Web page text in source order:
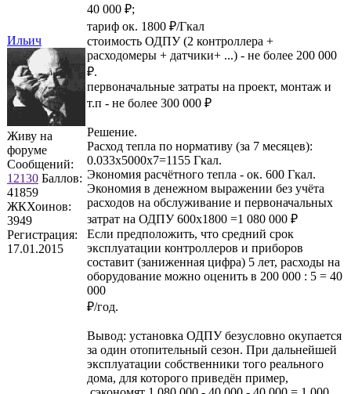
Ильич
Живу на
форуме
Сообщений:
12130 Баллов:
41859
ЖКХоинов:
3949
Регистрация:
17.01.2015
40 000 ₽;
тариф ок. 1800 ₽/Гкал
стоимость ОДПУ (2 контроллера +
расходомеры + датчики+ ...) - не более 200 000
₽.
первоначальные затраты на проект, монтаж и
т.п - не более 300 000 ₽
Решение.
Расход тепла по нормативу (за 7 месяцев):
0.033х5000х7=1155 Гкал.
Экономия расчётного тепла - ок. 600 Гкал.
Экономия в денежном выражении без учёта
расходов на обслуживание и первоначальных
затрат на ОДПУ 600х1800 =1 080 000 ₽
Если предположить, что средний срок
эксплуатации контроллеров и приборов
составит (заниженная цифра) 5 лет, расходы на
оборудование можно оценить в 200 000 : 5 = 40
000
₽/год.
Вывод: установка ОДПУ безусловно окупается
за один отопительный сезон. При дальнейшей
эксплуатации собственники того реального
дома, для которого приведён пример,